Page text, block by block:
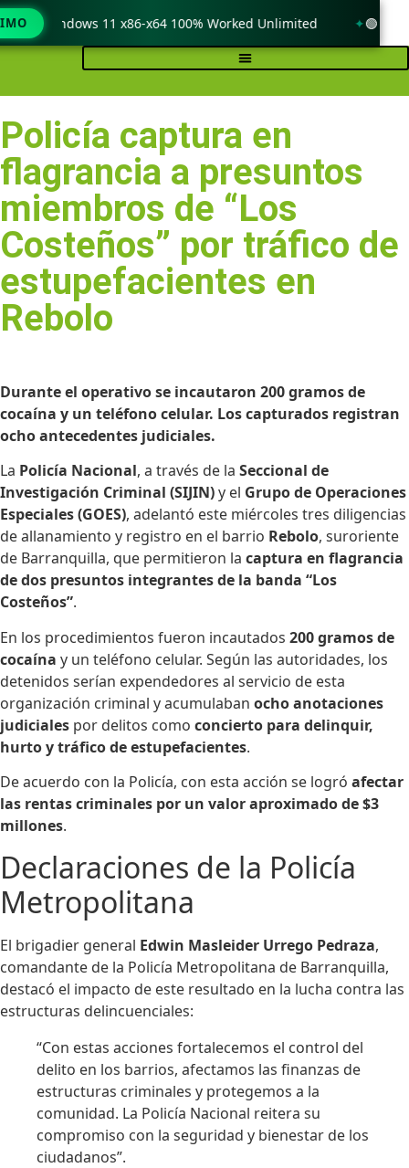
Policía captura en
flagrancia a presuntos
miembros de “Los
Costeños” por tráfico de
estupefacientes en
Rebolo
Durante el operativo se incautaron 200 gramos de
cocaína y un teléfono celular. Los capturados registran
ocho antecedentes judiciales.
La Policía Nacional, a través de la Seccional de
Investigación Criminal (SIJIN)y el Grupo de Operaciones
Especiales (GOES), adelantó este miércoles tres diligencias
de allanamiento y registro en el barrio Rebolo, suroriente
de Barranquilla, que permitieron la captura en flagrancia
de dos presuntos integrantes de la banda “Los
Costeños”.
En los procedimientos fueron incautados 200 gramos de
cocaína y un teléfono celular. Según las autoridades, los
detenidos serían expendedores al servicio de esta
organización criminal y acumulaban ocho anotaciones
judiciales por delitos como concierto para delinquir,
hurto y tráfico de estupefacientes.
De acuerdo con la Policía, con esta acción se logró afectar
las rentas criminales por un valor aproximado de $3
millones.
Declaraciones de la Policía
Metropolitana
El brigadier general Edwin Masleider Urrego Pedraza,
comandante de la Policía Metropolitana de Barranquilla,
destacó el impacto de este resultado en la lucha contra las
estructuras delincuenciales:
“Con estas acciones fortalecemos el control del
delito en los barrios, afectamos las finanzas de
estructuras criminales y protegemos a la
comunidad. La Policía Nacional reitera su
compromiso con la seguridad y bienestar de los
ciudadanos”.
only Windows 11 x86-x64 100% Worked Unlimited 🟢